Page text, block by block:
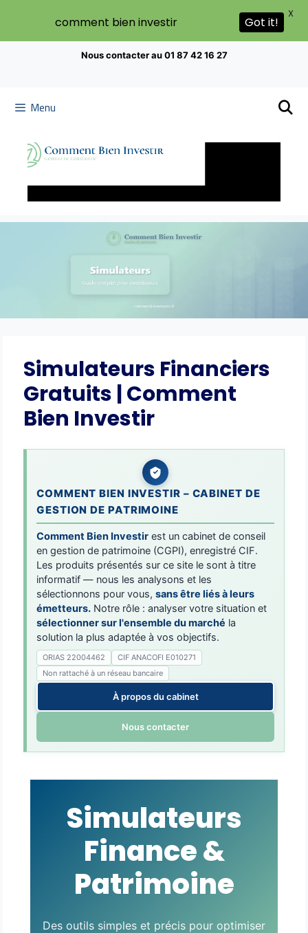
Nous contacter au 01 87 42 16 27
Menu
Simulateurs Financiers
Gratuits | Comment
Bien Investir
COMMENT BIEN INVESTIR – CABINET DE
GESTION DE PATRIMOINE
Comment Bien Investir est un cabinet de conseil
en gestion de patrimoine (CGPI), enregistré CIF.
Les produits présentés sur ce site le sont à titre
informatif — nous les analysons et les
sélectionnons pour vous, sans être liés à leurs
émetteurs. Notre rôle : analyser votre situation et
sélectionner sur l'ensemble du marché la
solution la plus adaptée à vos objectifs.
ORIAS 22004462
CIF ANACOFI E010271
Non rattaché à un réseau bancaire
À propos du cabinet
Nous contacter
Simulateurs
Finance &
Patrimoine
Des outils simples et précis pour optimiser
comment bien investir Got it!
X